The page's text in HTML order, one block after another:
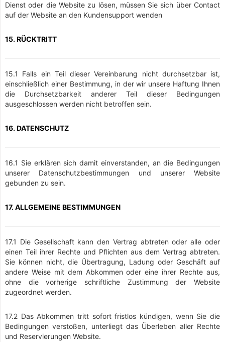
Dienst oder die Website zu lösen, müssen Sie sich über Contact
auf der Website an den Kundensupport wenden
15. RÜCKTRITT
15.1 Falls ein Teil dieser Vereinbarung nicht durchsetzbar ist,
einschließlich einer Bestimmung, in der wir unsere Haftung Ihnen
die Durchsetzbarkeit anderer Teil dieser Bedingungen
ausgeschlossen werden nicht betroffen sein.
16. DATENSCHUTZ
16.1 Sie erklären sich damit einverstanden, an die Bedingungen
unserer Datenschutzbestimmungen und unserer Website
gebunden zu sein.
17. ALLGEMEINE BESTIMMUNGEN
17.1 Die Gesellschaft kann den Vertrag abtreten oder alle oder
einen Teil ihrer Rechte und Pflichten aus dem Vertrag abtreten.
Sie können nicht, die Übertragung, Ladung oder Geschäft auf
andere Weise mit dem Abkommen oder eine ihrer Rechte aus,
ohne die vorherige schriftliche Zustimmung der Website
zugeordnet werden.
17.2 Das Abkommen tritt sofort fristlos kündigen, wenn Sie die
Bedingungen verstoßen, unterliegt das Überleben aller Rechte
und Reservierungen Website.